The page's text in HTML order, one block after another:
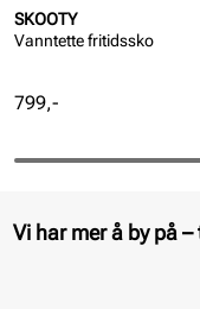
SKOOTY
Vanntette fritidssko
Pris
799,-
Vi har mer å by på